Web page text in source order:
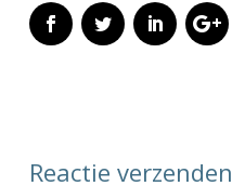
Reactie verzenden